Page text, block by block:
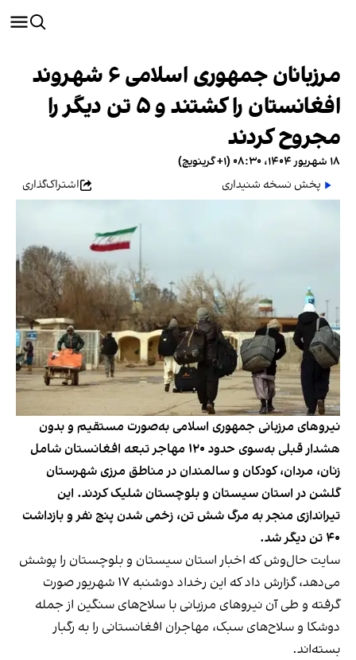
مرزبانان جمهوری اسلامی ۶ شهروند
افغانستان را کشتند و ۵ تن دیگر را
مجروح کردند
۱۸ شهریور ۱۴۰۴، ۰۸:۳۰ (‎+۱ گرینویچ)
پخش نسخه شنیداری
اشتراک‌گذاری
نیروهای مرزبانی جمهوری اسلامی به‌صورت مستقیم و بدون
هشدار قبلی به‌سوی حدود ۱۲۰ مهاجر تبعه افغانستان شامل
زنان، مردان، کودکان و سالمندان در مناطق مرزی شهرستان
گلشن در استان سیستان و بلوچستان شلیک کردند. این
تیراندازی منجر به مرگ شش تن، زخمی‌ شدن پنج نفر و بازداشت
۴۰ تن دیگر شد.
سایت حال‌وش که اخبار استان سیستان و بلوچستان را پوشش
می‌دهد، گزارش داد که این رخداد دوشنبه ۱۷ شهریور صورت
گرفته و طی آن نیروهای مرزبانی با سلاح‌های سنگین از جمله
دوشکا و سلاح‌های سبک، مهاجران افغانستانی را به رگبار
بسته‌اند.